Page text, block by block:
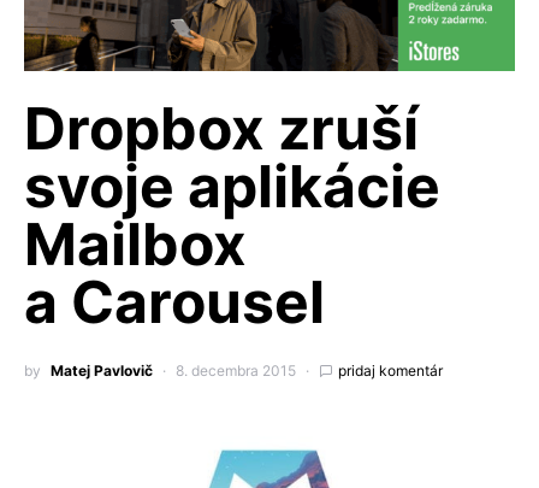
Dropbox zruší
svoje aplikácie
Mailbox
a Carousel
by Matej Pavlovič 8. decembra 2015 pridaj komentár